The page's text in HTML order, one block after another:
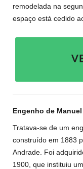
remodelada na
espaço está cedido
Engenho de
Tratava-se de um
construído em 1883
Andrade. Foi
1900, que instituiu